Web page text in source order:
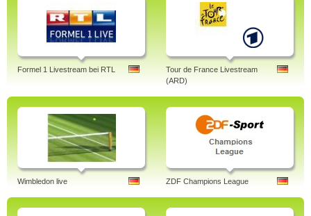
Formel 1 Livestream bei RTL
Tour de France Livestream
(ARD)
Wimbledon live ZDF Champions League